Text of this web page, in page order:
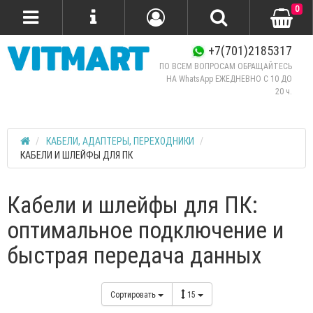
+7(701)2185317
ПО ВСЕМ ВОПРОСАМ ОБРАЩАЙТЕСЬ
НА WhatsApp ЕЖЕДНЕВНО C 10 ДО
20 ч.
0
КАБЕЛИ, АДАПТЕРЫ, ПЕРЕХОДНИКИ
КАБЕЛИ И ШЛЕЙФЫ ДЛЯ ПК
Кабели и шлейфы для ПК:
оптимальное подключение и
быстрая передача данных
Сортировать 15